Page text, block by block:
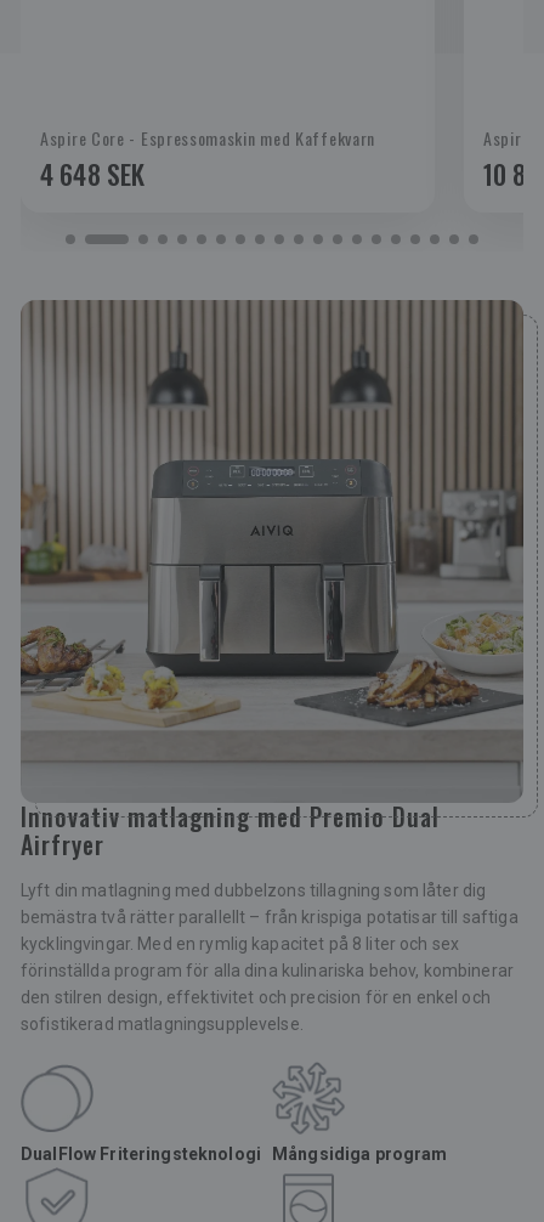
Aspire Core - Espressomaskin med Kaffekvarn
4 648 SEK
Aspire
10
Innovativ matlagning med Premio Dual
Airfryer
Lyft din matlagning med dubbelzons tillagning som låter dig
bemästra två rätter parallellt – från krispiga potatisar till saftiga
kycklingvingar. Med en rymlig kapacitet på 8 liter och sex
förinställda program för alla dina kulinariska behov, kombinerar
den stilren design, effektivitet och precision för en enkel och
sofistikerad matlagningsupplevelse.
DualFlow Friteringsteknologi Mångsidiga program